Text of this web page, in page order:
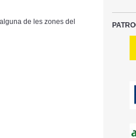
de les zones del